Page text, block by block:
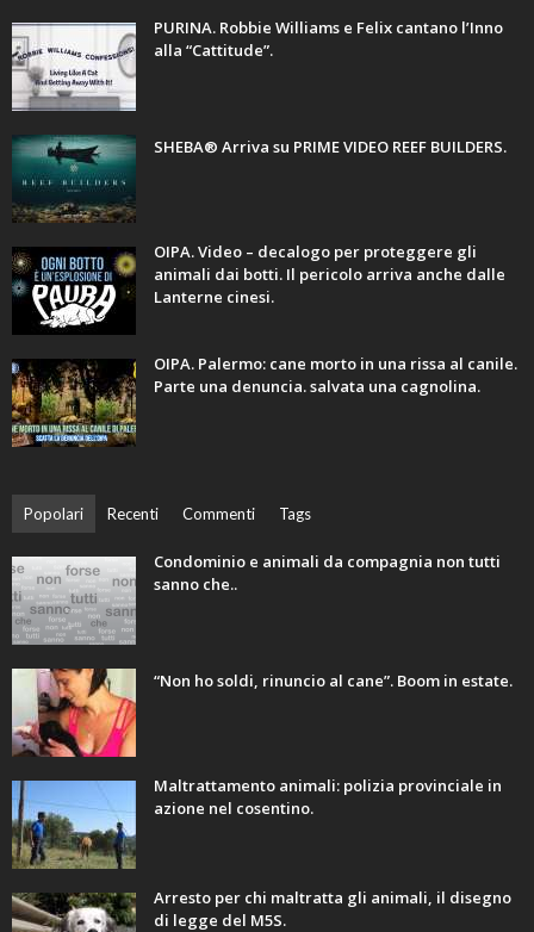
PURINA. Robbie Williams e Felix cantano l’Inno
alla “Cattitude”.
SHEBA® Arriva su PRIME VIDEO REEF BUILDERS.
OIPA. Video – decalogo per proteggere gli
animali dai botti. Il pericolo arriva anche dalle
Lanterne cinesi.
OIPA. Palermo: cane morto in una rissa al canile.
Parte una denuncia. salvata una cagnolina.
Popolari Recenti Commenti Tags
Condominio e animali da compagnia non tutti
sanno che..
“Non ho soldi, rinuncio al cane”. Boom in estate.
Maltrattamento animali: polizia provinciale in
azione nel cosentino.
Arresto per chi maltratta gli animali, il disegno
di legge del M5S.